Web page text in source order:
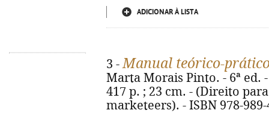
ADICIONAR À LISTA
3 -Manual teórico-
Marta Morais Pinto. - 6ª ed.
417 p. ; 23 cm. - (Direito
marketeers). - ISBN 978-989-